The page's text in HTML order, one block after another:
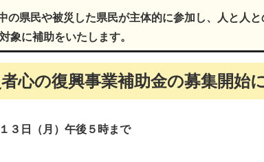
県民や被災した県民が主体的に参加し、人と人
象に補助をいたします。
心の復興事業補助金の募集開始
３日（月）午後５時まで